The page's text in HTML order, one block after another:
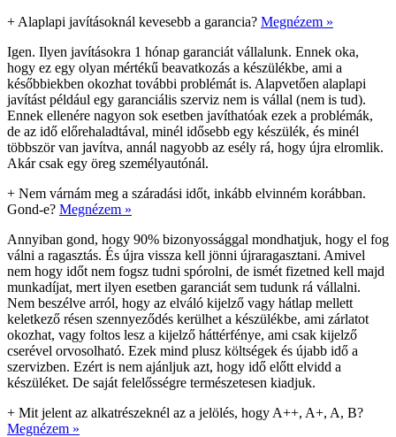
+ Alaplapi javításoknál kevesebb a garancia? Megnézem »
Igen. Ilyen javításokra 1 hónap garanciát vállalunk. Ennek oka,
hogy ez egy olyan mértékű beavatkozás a készülékbe, ami a
későbbiekben okozhat további problémát is. Alapvetően alaplapi
javítást például egy garanciális szerviz nem is vállal (nem is tud).
Ennek ellenére nagyon sok esetben javíthatóak ezek a problémák,
de az idő előrehaladtával, minél idősebb egy készülék, és minél
többször van javítva, annál nagyobb az esély rá, hogy újra elromlik.
Akár csak egy öreg személyautónál.
+ Nem várnám meg a száradási időt, inkább elvinném korábban.
Gond-e? Megnézem »
Annyiban gond, hogy 90% bizonyossággal mondhatjuk, hogy el fog
válni a ragasztás. És újra vissza kell jönni újraragasztani. Amivel
nem hogy időt nem fogsz tudni spórolni, de ismét fizetned kell majd
munkadíjat, mert ilyen esetben garanciát sem tudunk rá vállalni.
Nem beszélve arról, hogy az elváló kijelző vagy hátlap mellett
keletkező résen szennyeződés kerülhet a készülékbe, ami zárlatot
okozhat, vagy foltos lesz a kijelző háttérfénye, ami csak kijelző
cserével orvosolható. Ezek mind plusz költségek és újabb idő a
szervizben. Ezért is nem ajánljuk azt, hogy idő előtt elvidd a
készüléket. De saját felelősségre természetesen kiadjuk.
+ Mit jelent az alkatrészeknél az a jelölés, hogy A++, A+, A, B?
Megnézem »